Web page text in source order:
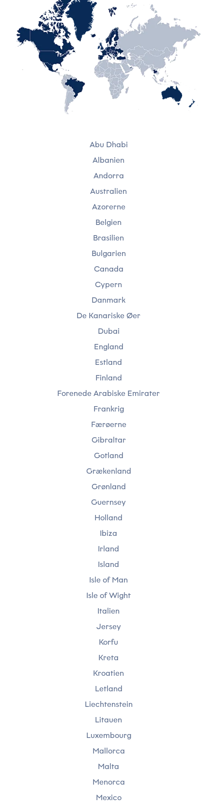
Abu Dhabi
Albanien
Andorra
Australien
Azorerne
Belgien
Brasilien
Bulgarien
Canada
Cypern
Danmark
De Kanariske Øer
Dubai
England
Estland
Finland
Forenede Arabiske Emirater
Frankrig
Færøerne
Gibraltar
Gotland
Grækenland
Grønland
Guernsey
Holland
Ibiza
Irland
Island
Isle of Man
Isle of Wight
Italien
Jersey
Korfu
Kreta
Kroatien
Letland
Liechtenstein
Litauen
Luxembourg
Mallorca
Malta
Menorca
Mexico
Send
Telefonnummer
*
Jeg accepterer, at Tusass bruger indtastede
oplysninger i henhold til vores
privatlivspolitik
Send